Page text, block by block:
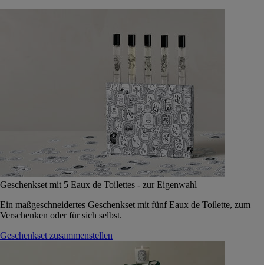
Geschenkset mit 5 Eaux de Toilettes - zur Eigenwahl
Ein maßgeschneidertes Geschenkset mit fünf Eaux de Toilette, zum
Verschenken oder für sich selbst.
Geschenkset zusammenstellen